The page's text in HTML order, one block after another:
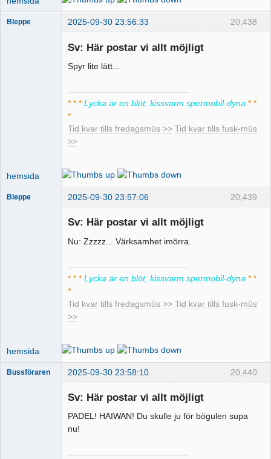
20,438
Bleppe 2025-09-30 23:56:33
Sv: Här postar vi allt möjligt
Spyr lite lätt...
* * * Lycka är en blöt, kissvarm spermobil-dyna * *
*
Tid kvar tills fredagsmüs >> Tid kvar tills fusk-müs
>>
hemsida
20,439
Bleppe 2025-09-30 23:57:06
Sv: Här postar vi allt möjligt
Nu: Zzzzz... Värksamhet imörra.
* * * Lycka är en blöt, kissvarm spermobil-dyna * *
*
Tid kvar tills fredagsmüs >> Tid kvar tills fusk-müs
>>
hemsida
20,440
Bussföraren 2025-09-30 23:58:10
Sv: Här postar vi allt möjligt
PADEL! HAIWAN! Du skulle ju för bögulen supa
nu!